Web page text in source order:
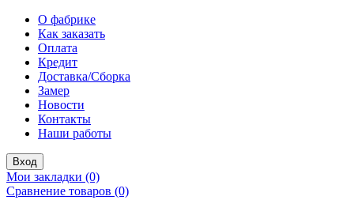
О фабрике
Как заказать
Оплата
Кредит
Доставка/Сборка
Замер
Новости
Контакты
Наши работы
Вход
Мои закладки (0)
Сравнение товаров (0)